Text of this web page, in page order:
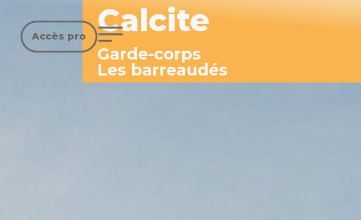
Accès pro Calcite
Garde-corps
Les barreaudés